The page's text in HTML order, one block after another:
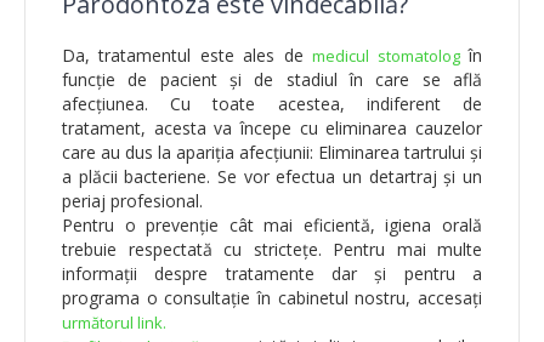
Da, tratamentul este ales demedicul stomatologîn
funcție de pacient și de stadiul în care se află
afecțiunea. Cu toate acestea, indiferent de
tratament, acesta va începe cu eliminarea cauzelor
care au dus la apariția afecțiunii: Eliminarea tartrului și
a plăcii bacteriene. Se vor efectua un detartraj și un
periaj profesional.
Pentru o prevenție cât mai eficientă, igiena orală
trebuie respectată cu strictețe. Pentru mai multe
informații despre tratamente dar și pentru a
programa o consultație în cabinetul nostru, accesați
următorul link.